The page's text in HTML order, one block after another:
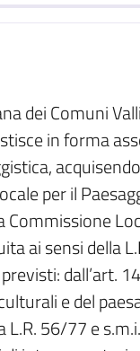
dei Comuni
in forma
per il
Commissione
ai sensi della
dall’art.
e del
56/77 e